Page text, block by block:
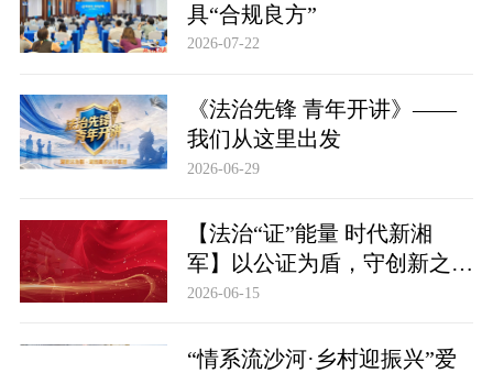
具“合规良方”
2026-07-22
《法治先锋 青年开讲》——
我们从这里出发
2026-06-29
【法治“证”能量 时代新湘
军】以公证为盾，守创新之魂
湖南青年公证人为知识产权保
2026-06-15
“情系流沙河·乡村迎振兴”爱